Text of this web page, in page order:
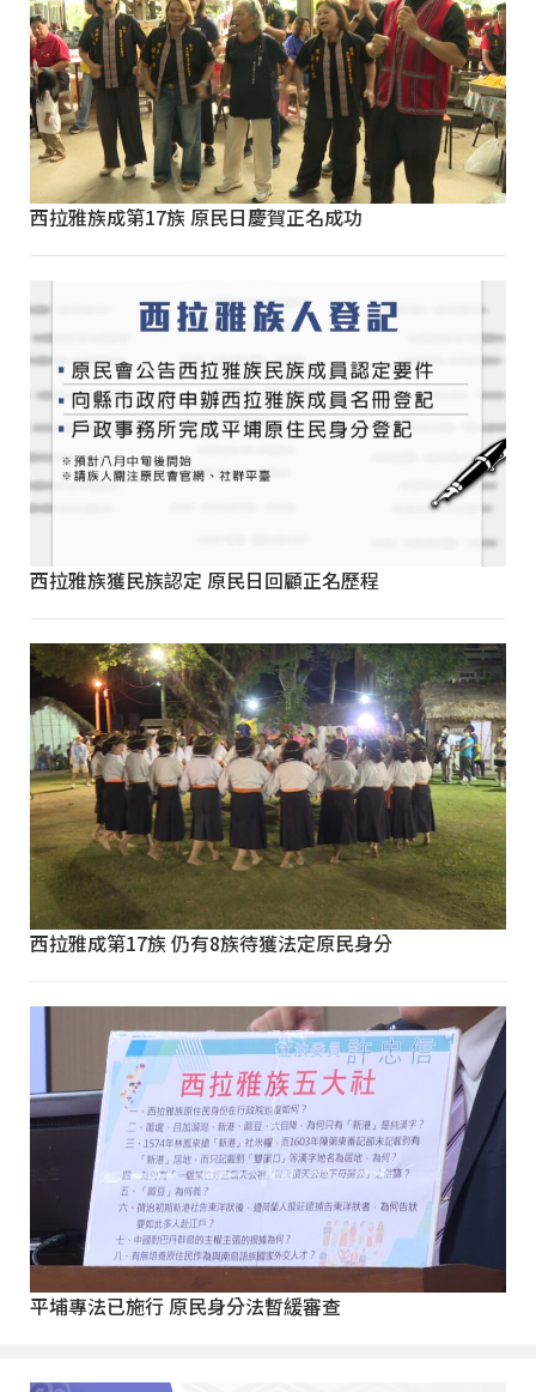
西拉雅族成第17族 原民日慶賀正名成功
西拉雅族獲民族認定 原民日回顧正名歷程
西拉雅成第17族 仍有8族待獲法定原民身分
平埔專法已施行 原民身分法暫緩審查